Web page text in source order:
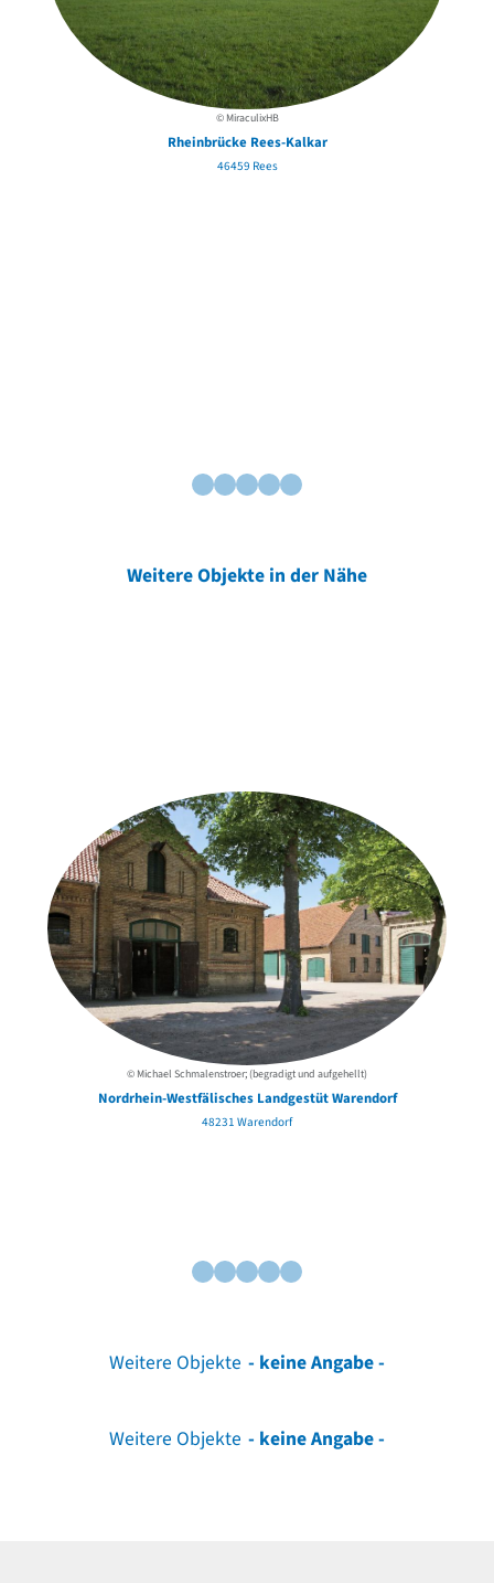
© MiraculixHB
Rheinbrücke Rees-Kalkar
46459 Rees
Weitere Objekte in der Nähe
© Michael Schmalenstroer; (begradigt und aufgehellt)
Nordrhein-Westfälisches Landgestüt Warendorf
48231 Warendorf
Weitere Objekte - keine Angabe -
Weitere Objekte - keine Angabe -